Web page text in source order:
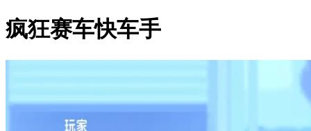
疯狂赛车快车手